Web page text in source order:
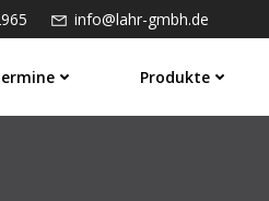
info@lahr-gmbh.de
Produkte